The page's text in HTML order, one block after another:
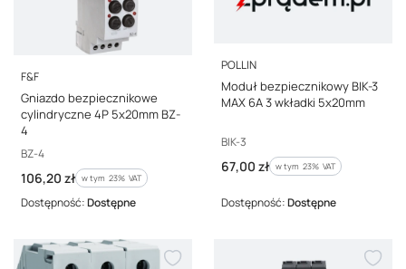
PRODUCENT
F&F
Gniazdo bezpiecznikowe
cylindryczne 4P 5x20mm BZ-
4
Kod producenta
BZ-4
Cena brutto
106,20 zł w tym %s VAT
w tym 23% VAT
Dostępność:Dostępne
PRODUCENT
POLLIN
Moduł bezpiecznikowy BIK-3
MAX 6A 3 wkładki 5x20mm
Kod producenta
BIK-3
Cena brutto
67,00 zł w tym %s VAT
w tym 23% VAT
Dostępność:Dostępne